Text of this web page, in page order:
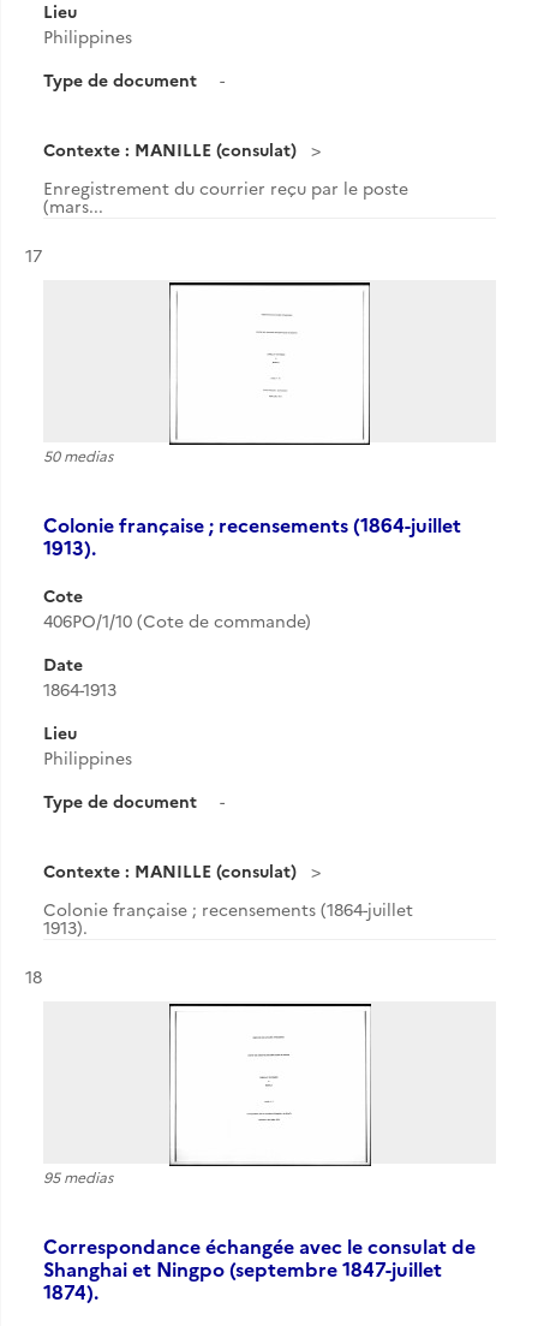
Lieu
Philippines
Type de document
-
Contexte : MANILLE (consulat)
Enregistrement du courrier reçu par le poste
(mars...
Résultat n°
17
50 medias
Colonie française ; recensements (1864-juillet
1913).
Cote
406PO/1/10 (Cote de commande)
Date
1864-1913
Lieu
Philippines
Type de document
-
Contexte : MANILLE (consulat)
Colonie française ; recensements (1864-juillet
1913).
Résultat n°
18
95 medias
Correspondance échangée avec le consulat de
Shanghai et Ningpo (septembre 1847-juillet
1874).